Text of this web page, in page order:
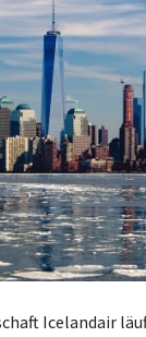
Icelandair